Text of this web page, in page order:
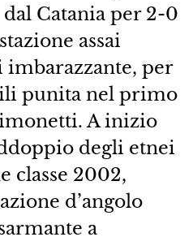
Catania per 2-0
assai
per
punita nel primo
A inizio
degli etnei
classe 2002,
d’angolo
a